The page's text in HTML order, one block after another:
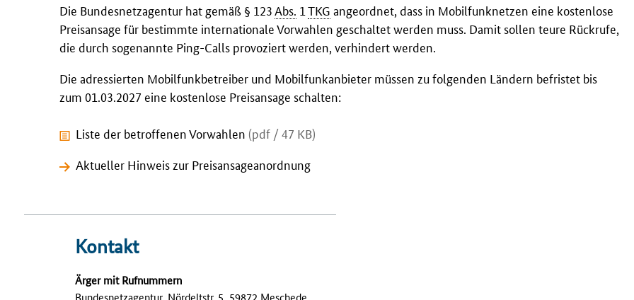
Die Bundesnetzagentur hat gemäß § 123 Abs. 1 TKG angeordnet, dass in Mobilfunknetzen eine kostenlose
Preisansage für bestimmte internationale Vorwahlen geschaltet werden muss. Damit sollen teure Rückrufe,
die durch sogenannte Ping-Calls provoziert werden, verhindert werden.
Die adressierten Mobilfunkbetreiber und Mobilfunkanbieter müssen zu folgenden Ländern befristet bis
zum 01.03.2027 eine kostenlose Preisansage schalten:
Liste der betroffenen Vorwahlen (pdf / 47 KB)
Aktueller Hinweis zur Preisansageanordnung
Kontakt
Ärger mit Rufnummern
Bundesnetzagentur, Nördeltstr. 5, 59872 Meschede